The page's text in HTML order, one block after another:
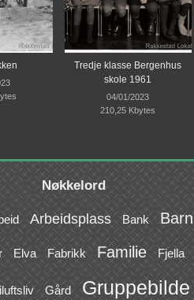
Tredje klasse Bergenhus
skole 1961
04/01/2023
210,25 Kbytes
Nøkkelord
Arbeidsplass Bank Barn
Elva Fabrikk Familie Fjella
Gård Gruppebilde